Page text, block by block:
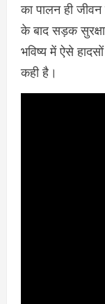
का पालन ही
के बाद सड़क
भविष्य में ऐसे
कही है।